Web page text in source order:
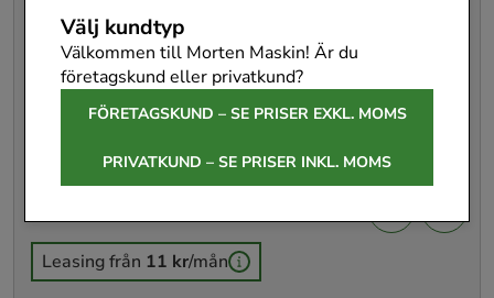
Välj kundtyp
Välkommen till Morten Maskin! Är du
företagskund eller privatkund?
FÖRETAGSKUND – SE PRISER EXKL. MOMS
PRIVATKUND – SE PRISER INKL. MOMS
Festool Reduktionsadapter RM-D36/27-
338 kr
Leasing från 11 kr/mån